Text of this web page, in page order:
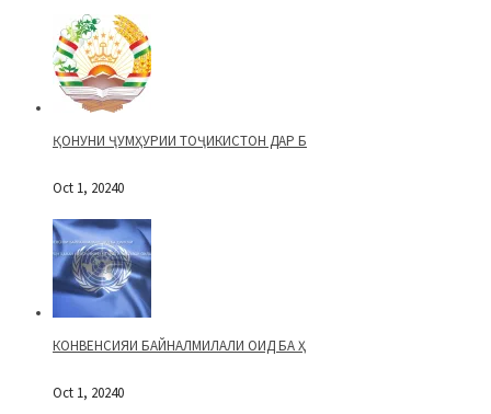
ҚОНУНИ ҶУМҲУРИИ ТОҶИКИСТОН ДАР Б
Oct 1, 20240
КОНВЕНСИЯИ БАЙНАЛМИЛАЛИ ОИД БА Ҳ
Oct 1, 20240